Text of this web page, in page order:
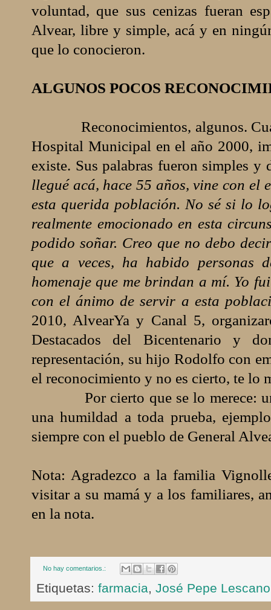
voluntad, que sus cenizas fueran
Alvear, libre y simple, acá y en
que lo conocieron.
ALGUNOS POCOS
Reconocimientos, algunos.
Hospital Municipal en el año 2000,
existe. Sus palabras fueron simples
llegué acá, hace 55 años, vine con el
esta querida población. No sé si lo
realmente emocionado en esta
podido soñar. Creo que no debo
que a veces, ha habido personas
homenaje que me brindan a mí. Yo
con el ánimo de servir a esta
2010, AlvearYa y Canal 5,
Destacados del Bicentenario y
representación, su hijo Rodolfo con
el reconocimiento y no es cierto, te lo
Por cierto que se lo merece:
una humildad a toda prueba,
siempre con el pueblo de General
Nota: Agradezco a la familia
visitar a su mamá y a los familiares,
en la nota.
No hay comentarios.:
Etiquetas: farmacia, José Pepe Lescano